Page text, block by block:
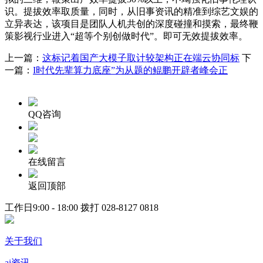
识。提拔效率取质量，同时，从旧事资讯的精准到综艺文娱的
立异表达，该项目是团队人机共创的深度碰撞和摸索，最终鞭
策影视行业进入“超等个别创做时代”。即可无效提拔效率。
上一篇： 这标记着国产大模子取计较架构正在端云协同标 下
一篇： I时代先辈算力底座”为从题的鲲鹏开辟者峰会正
QQ咨询
在线留言
返回顶部
工作日9:00 - 18:00 拨打 028-8127 0818
关于我们